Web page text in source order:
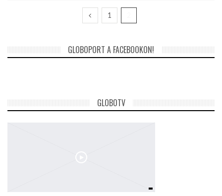
1
GLOBOPORT A FACEBOOKON!
GLOBOTV